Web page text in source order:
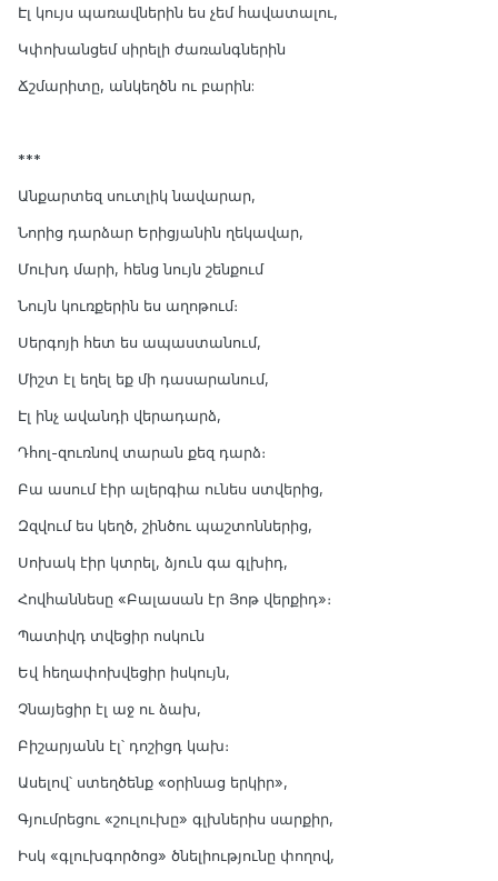
Էլ կույս պառավներին ես չեմ հավատալու,
Կփոխանցեմ սիրելի ժառանգներին
Ճշմարիտը, անկեղծն ու բարին:
***
Անքարտեզ սուտլիկ նավարար,
Նորից դարձար Երիցյանին ղեկավար,
Մուխդ մարի, հենց նույն շենքում
Նույն կուռքերին ես աղոթում։
Սերգոյի հետ ես ապաստանում,
Միշտ էլ եղել եք մի դասարանում,
Էլ ինչ ավանդի վերադարձ,
Դհոլ-զուռնով տարան քեզ դարձ։
Բա ասում էիր ալերգիա ունես ստվերից,
Զզվում ես կեղծ, շինծու պաշտոններից,
Սոխակ էիր կտրել, ձյուն գա գլխիդ,
Հովհաննեսը «Բալասան էր Յոթ վերքիդ»։
Պատիվդ տվեցիր ոսկուն
Եվ հեղափոխվեցիր իսկույն,
Չնայեցիր էլ աջ ու ձախ,
Բիշարյանն էլ՝ դոշիցդ կախ։
Ասելով՝ ստեղծենք «օրինաց երկիր»,
Գյումրեցու «շուլուխը» գլխներիս սարքիր,
Իսկ «գլուխգործոց» ծնելիությունը փողով,